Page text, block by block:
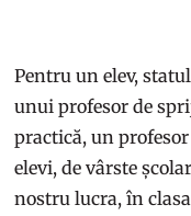
Pentru un elev,
unui profesor de
practică, un
elevi, de vârste
nostru lucra, în